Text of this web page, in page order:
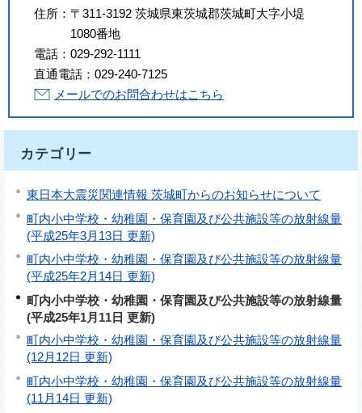
住所： 〒311-3192 茨城県東茨城郡茨城町大字小堤
1080番地
電話： 029-292-1111
直通電話： 029-240-7125
メールでのお問合わせはこちら
カテゴリー
東日本大震災関連情報 茨城町からのお知らせについて
町内小中学校・幼稚園・保育園及び公共施設等の放射線量
(平成25年3月13日 更新)
町内小中学校・幼稚園・保育園及び公共施設等の放射線量
(平成25年2月14日 更新)
町内小中学校・幼稚園・保育園及び公共施設等の放射線量
(平成25年1月11日 更新)
町内小中学校・幼稚園・保育園及び公共施設等の放射線量
(12月12日 更新)
町内小中学校・幼稚園・保育園及び公共施設等の放射線量
(11月14日 更新)